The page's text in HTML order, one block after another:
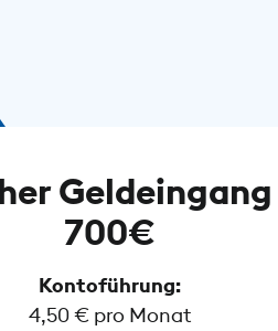
700€
Kontoführung:
4,50 € pro Monat